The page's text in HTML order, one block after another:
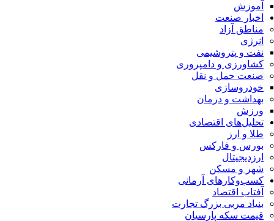
آموزش
اخبار صنعت
مناطق آزاد
انرژی
نفت و پتروشیمی
کشاورزی و دامپروری
صنعت حمل و نقل
خودروسازی
بهداشت و درمان
ورزش
تحلیل‌های اقتصادی
طلا و ارز
بورس و فارکس
ارزدیجیتال
شهر و مسکن
کسب‌وکارهای آرمانی
آفتاب اقتصاد
بنیاد مربی بزرگ تجارت
قیمت سکه پارسیان